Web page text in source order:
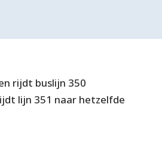
rijdt buslijn 350
lijn 351 naar hetzelfde